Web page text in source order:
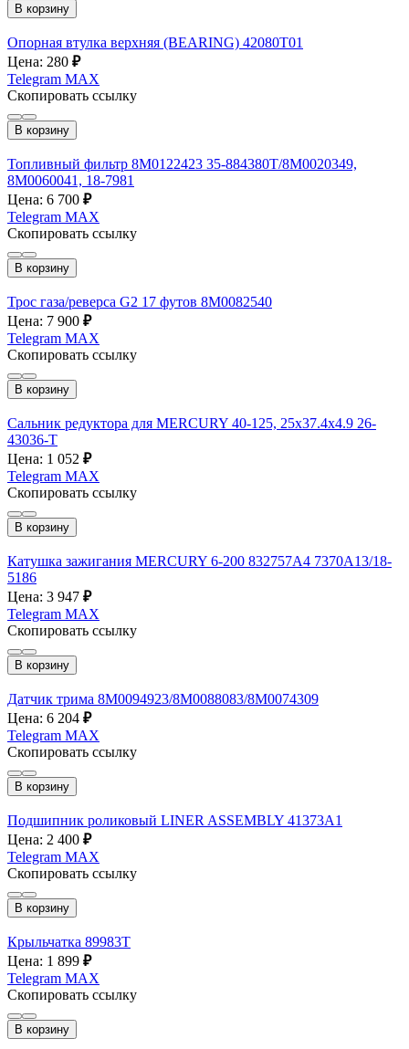
В корзину
Опорная втулка верхняя (BEARING) 42080T01
Цена: 280 ₽
Telegram MAX
Скопировать ссылку
В корзину
Топливный фильтр 8M0122423 35-884380T/8M0020349,
8M0060041, 18-7981
Цена: 6 700 ₽
Telegram MAX
Скопировать ссылку
В корзину
Трос газа/реверса G2 17 футов 8M0082540
Цена: 7 900 ₽
Telegram MAX
Скопировать ссылку
В корзину
Сальник редуктора для MERCURY 40-125, 25х37.4х4.9 26-
43036-T
Цена: 1 052 ₽
Telegram MAX
Скопировать ссылку
В корзину
Катушка зажигания MERCURY 6-200 832757А4 7370A13/18-
5186
Цена: 3 947 ₽
Telegram MAX
Скопировать ссылку
В корзину
Датчик трима 8М0094923/8M0088083/8M0074309
Цена: 6 204 ₽
Telegram MAX
Скопировать ссылку
В корзину
Подшипник роликовый LINER ASSEMBLY 41373A1
Цена: 2 400 ₽
Telegram MAX
Скопировать ссылку
В корзину
Крыльчатка 89983Т
Цена: 1 899 ₽
Telegram MAX
Скопировать ссылку
В корзину